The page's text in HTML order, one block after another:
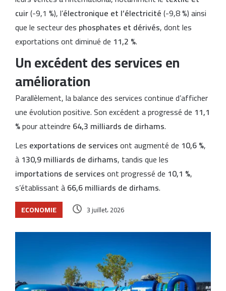
cuir(-9,1 %), l’électronique et l’électricité(-9,8 %) ainsi
que le secteur des phosphates et dérivés, dont les
exportations ont diminué de 11,2 %.
Un excédent des services en
amélioration
Parallèlement, la balance des services continue d’afficher
une évolution positive. Son excédent a progressé de 11,1
%pour atteindre 64,3 milliards de dirhams.
Les exportations de servicesont augmenté de 10,6 %,
à 130,9 milliards de dirhams, tandis que les
importations de servicesont progressé de 10,1 %,
s’établissant à66,6 milliards de dirhams.
ECONOMIE 3 juillet، 2026
Articles similaires